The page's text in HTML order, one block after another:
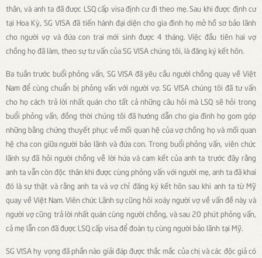
thân, và anh ta đã được LSQ cấp visa định cư đi theo mẹ. Sau khi được định cư
tại Hoa Kỳ, SG VISA đã tiến hành đại diện cho gia đình họ mở hồ sơ bảo lãnh
cho người vợ và đứa con trai mới sinh được 4 tháng. Việc đầu tiên hai vợ
chồng họ đã làm, theo sự tư vấn của SG VISA chúng tôi, là đăng ký kết hôn.
Ba tuần trước buổi phỏng vấn, SG VISA đã yêu cầu người chồng quay về Việt
Nam để cùng chuẩn bị phỏng vấn với người vợ. SG VISA chúng tôi đã tư vấn
cho họ cách trả lời nhất quán cho tất cả những câu hỏi mà LSQ sẽ hỏi trong
buổi phỏng vấn, đồng thời chúng tôi đã hướng dẫn cho gia đình họ gom góp
những bằng chứng thuyết phục về mối quan hệ của vợ chồng họ và mối quan
hệ cha con giữa người bảo lãnh và đứa con. Trong buổi phỏng vấn, viên chức
lãnh sự đã hỏi người chồng về lời hứa và cam kết của anh ta trước đây rằng
anh ta vẫn còn độc thân khi được cùng phỏng vấn với người mẹ, anh ta đã khai
đó là sự thật và rằng anh ta và vợ chỉ đăng ký kết hôn sau khi anh ta từ Mỹ
quay về Việt Nam. Viên chức Lãnh sự cũng hỏi xoáy người vợ về vấn đề này và
người vợ cũng trả lời nhất quán cùng người chồng, và sau 20 phút phỏng vấn,
cả mẹ lẫn con đã được LSQ cấp visa để đoàn tụ cùng người bảo lãnh tại Mỹ.
SG VISA hy vọng đã phần nào giải đáp được thắc mắc của chị và các độc giả có